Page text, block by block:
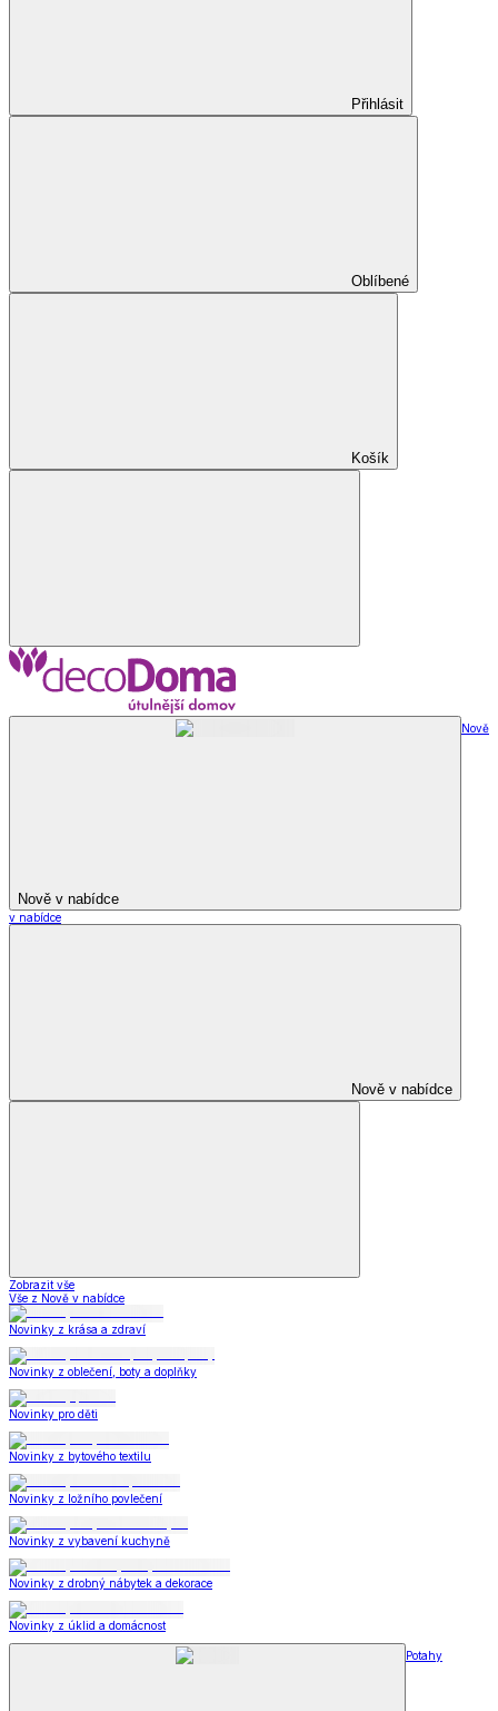
Přihlásit
Oblíbené
Košík
Nově v nabídce
Nově
v nabídce
Nově v nabídce
Zobrazit vše
Vše z Nově v nabídce
Novinky z krása a zdraví
Novinky z oblečení, boty a doplňky
Novinky pro děti
Novinky z bytového textilu
Novinky z ložního povlečení
Novinky z vybavení kuchyně
Novinky z drobný nábytek a dekorace
Novinky z úklid a domácnost
Potahy